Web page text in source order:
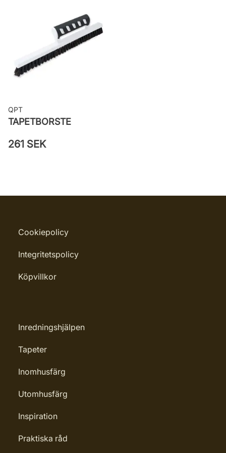
Leverantörens artikelnummer:
24106
QPT
TAPETBORSTE
261 SEK
Cookiepolicy
Integritetspolicy
Köpvillkor
Inredningshjälpen
Tapeter
Inomhusfärg
Utomhusfärg
Inspiration
Praktiska råd